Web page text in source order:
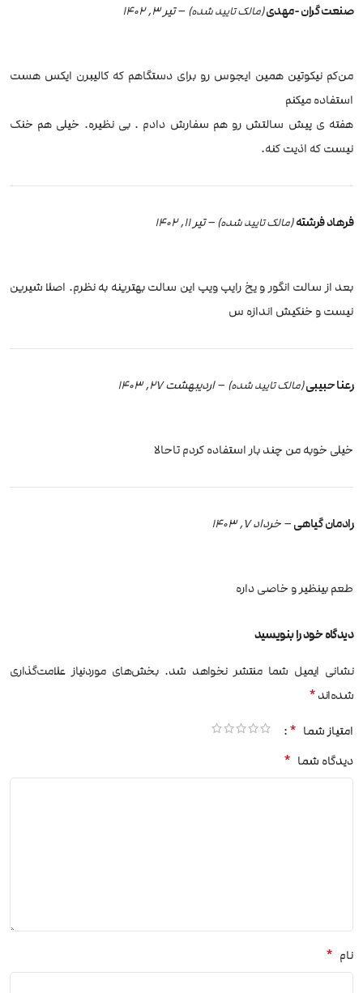
صنعت گران -مهدی(مالک تایید شده) –تیر 3, 1402
من‌کم نیکوتین همین ایجوس رو برای دستگاهم که کالیبرن ایکس هست
استفاده میکنم
هفته ی پیش سالتش رو هم سفارش دادم . بی نظیره. خیلی هم خنک
نیست که اذیت کنه.
فرهاد فرشته(مالک تایید شده) – تیر 11, 1402
بعد از سالت انگور و یخ رایپ ویپ این سالت بهترینه به نظرم. اصلا شیرین
نیست و خنکیش اندازه س
رعنا حبیبی(مالک تایید شده) –اردیبهشت 27, 1403
خیلی خوبه من چند بار استفاده کردم تاحالا
رادمان گیاهی–خرداد 7, 1403
طعم بینظیر و خاصی داره
دیدگاه خود را بنویسید
نشانی ایمیل شما منتشر نخواهد شد. بخش‌های موردنیاز علامت‌گذاری
شده‌اند*
امتیاز شما *
دیدگاه شما *
نام *